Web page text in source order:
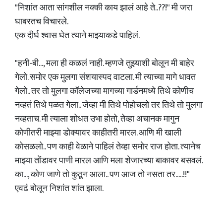
"निशांत आता सांगशील नक्की काय झालं आहे ते..??!" मी जरा
घाबरतच विचारले.
एक दीर्घ श्वास घेत त्याने माझ्याकडे पाहिलं.
"हनी-बी..., मला ही कळलं नाही. म्हणजे तुझ्याशी बोलून मी बाहेर
गेलो. समोर एक मुलगा संशयास्पद वाटला. मी त्याच्या मागे धावत
गेलो.. तर तो मुलगा कॉलेजच्या मागच्या गार्डनमध्ये तिथे कोणीच
नव्हतं तिथे पळत गेला.. जेव्हा मी तिथे पोहोचलो तर तिथे तो मुलगा
नव्हताच. मी त्याला शोधत उभा होतो, तेव्हा अचानक मागुन
कोणीतरी माझ्या डोक्यावर काहीतरी मारल. आणि मी खाली
कोसळलो.. पण काही वेळाने पाहिलं तेव्हा समोर राज होता. त्यानेच
माझ्या तोंडावर पाणी मारल आणि मला शेजारच्या बाकावर बसवलं.
का..., कोण जाणे तो कुठून आला.. पण आज तो नसता तर.....!!"
एवढं बोलून निशांत शांत झाला.